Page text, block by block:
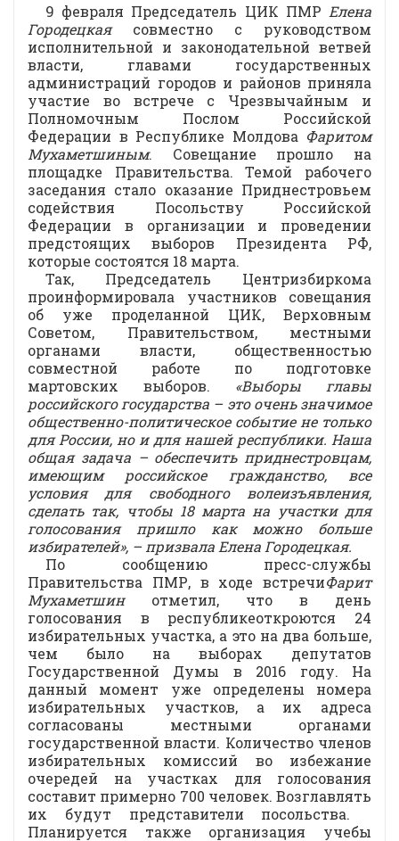
9 февраля Председатель ЦИК ПМР Елена
Городецкаясовместно с руководством
исполнительной и законодательной ветвей
власти, главами государственных
администраций городов и районов приняла
участие во встрече с Чрезвычайным и
Полномочным Послом Российской
Федерации в Республике Молдова Фаритом
Мухаметшиным. Совещание прошло на
площадке Правительства. Темой рабочего
заседания стало оказание Приднестровьем
содействия Посольству Российской
Федерации в организации и проведении
предстоящих выборов Президента РФ,
которые состоятся 18 марта.
Так, Председатель Центризбиркома
проинформировала участников совещания
об уже проделанной ЦИК, Верховным
Советом, Правительством, местными
органами власти, общественностью
совместной работе по подготовке
мартовских выборов. «Выборы главы
российского государства – это очень значимое
общественно-политическое событие не только
для России, но и для нашей республики. Наша
общая задача – обеспечить приднестровцам,
имеющим российское гражданство, все
условия для свободного волеизъявления,
сделать так, чтобы 18 марта на участки для
голосования пришло как можно больше
избирателей», – призвала Елена Городецкая.
По сообщению пресс-службы
Правительства ПМР, в ходе встречиФарит
Мухаметшинотметил, что в день
голосования в республикеоткроются 24
избирательных участка, а это на два больше,
чем было на выборах депутатов
Государственной Думы в 2016 году. На
данный момент уже определены номера
избирательных участков, а их адреса
согласованы местными органами
государственной власти. Количество членов
избирательных комиссий во избежание
очередей на участках для голосования
составит примерно 700 человек. Возглавлять
их будут представители посольства.
Планируется также организация учебы